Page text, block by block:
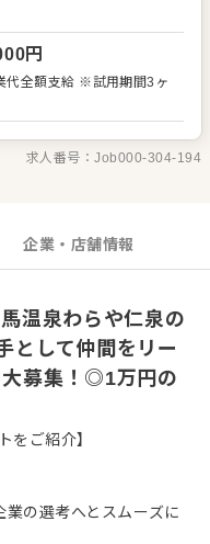
カタチにしていく楽しさ
の環境です！あなたには2
をリードしていく存在に
ビス全般です。目の前で
ワインなどのお飲み物の提
リアを両立できます。ご
円
代全額支給 ※試用期間3ヶ
求人番号：Job000-304-194
企業・店舗情報
温泉わらや仁泉の
として仲間をリー
大募集！◎1万円の
をご紹介】
の選考へとスムーズに